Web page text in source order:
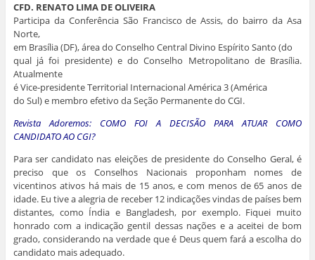
CFD. RENATO LIMA DE OLIVEIRA
Participa da Conferência São Francisco de Assis, do bairro da Asa
Norte,
em Brasília (DF), área do Conselho Central Divino Espírito Santo (do
qual já foi presidente) e do Conselho Metropolitano de Brasília.
Atualmente
é Vice-presidente Territorial Internacional América 3 (América
do Sul) e membro efetivo da Seção Permanente do CGI.
Revista Adoremos: COMO FOI A DECISÃO PARA ATUAR COMO
CANDIDATO AO CGI?
Para ser candidato nas eleições de presidente do Conselho Geral, é
preciso que os Conselhos Nacionais proponham nomes de
vicentinos ativos há mais de 15 anos, e com menos de 65 anos de
idade. Eu tive a alegria de receber 12 indicações vindas de países bem
distantes, como Índia e Bangladesh, por exemplo. Fiquei muito
honrado com a indicação gentil dessas nações e a aceitei de bom
grado, considerando na verdade que é Deus quem fará a escolha do
candidato mais adequado.